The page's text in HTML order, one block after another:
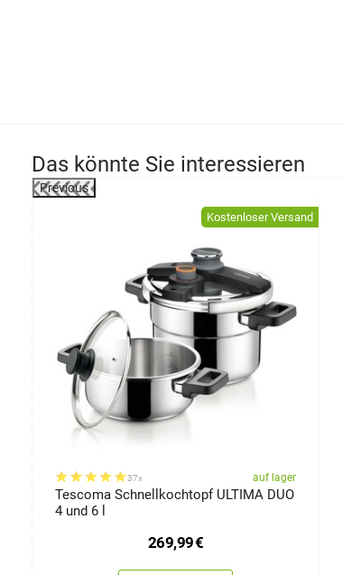
Das könnte Sie interessieren
Previous
Kostenloser Versand
37x auf lager
Tescoma Schnellkochtopf ULTIMA DUO
4 und 6 l
269,99€